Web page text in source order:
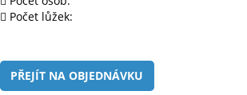
Počet lůžek:
PŘEJÍT NA OBJEDNÁVKU